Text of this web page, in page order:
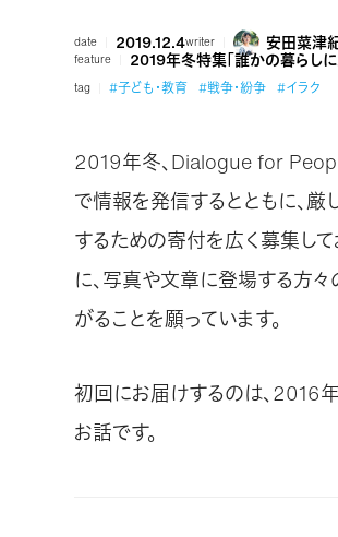
date 2019.12.4writer 安田菜津
feature 2019年冬特集「誰かの暮らしに
tag #子ども・教育 #戦争・紛争 #イラク
2019年冬、Dialogue for
で情報を発信するとともに、
するための寄付を広く募集し
に、写真や文章に登場する方
がることを願っています。
初回にお届けするのは、2016
お話です。